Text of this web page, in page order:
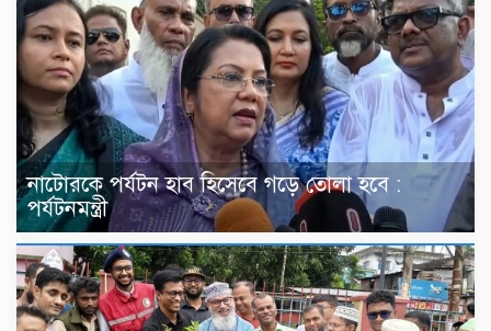
নাটোরকে পর্যটন হাব হিসেবে গড়ে তোলা হবে :
পর্যটনমন্ত্রী